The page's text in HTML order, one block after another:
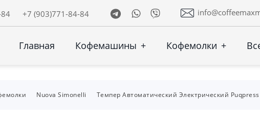
+7 (903)771-84-84 TelegramWhatsapp
Viber
Главная Кофемашины + Кофемолки +
Nuova Simonelli Темпер Автоматический Электрический